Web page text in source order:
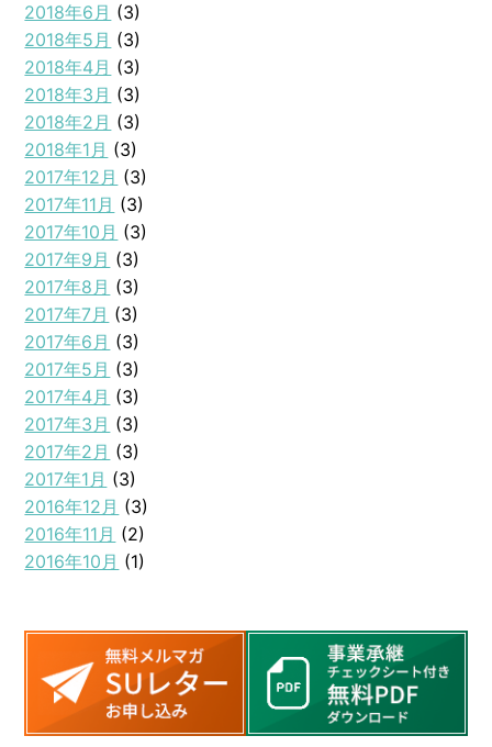
2018年6月 (3)
2018年5月 (3)
2018年4月 (3)
2018年3月 (3)
2018年2月 (3)
2018年1月 (3)
2017年12月 (3)
2017年11月 (3)
2017年10月 (3)
2017年9月 (3)
2017年8月 (3)
2017年7月 (3)
2017年6月 (3)
2017年5月 (3)
2017年4月 (3)
2017年3月 (3)
2017年2月 (3)
2017年1月 (3)
2016年12月 (3)
2016年11月 (2)
2016年10月 (1)